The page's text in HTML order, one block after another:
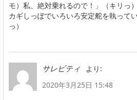
モ）私、絶対乗れるので！」（キリっ）
カギしっぽでいろいろ安定舵を執って
っ）
サレビティ
より:
2020年3月25日 15:48